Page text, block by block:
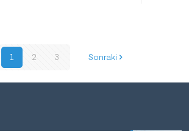
1 2 3 Sonraki